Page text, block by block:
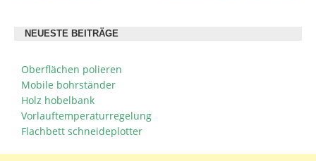
NEUESTE BEITRÄGE
Oberflächen polieren
Mobile bohrständer
Holz hobelbank
Vorlauftemperaturregelung
Flachbett schneideplotter